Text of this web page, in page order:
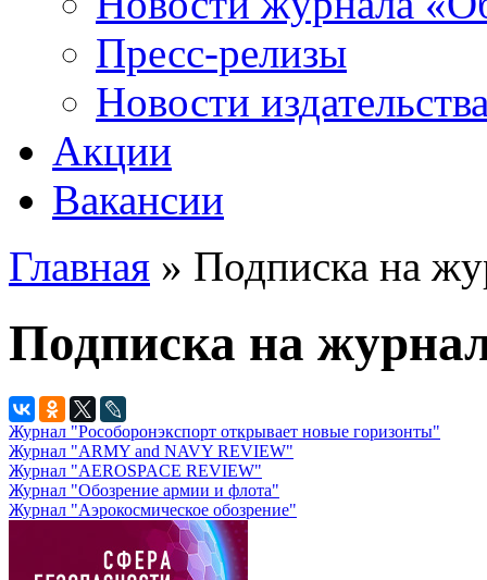
Пресс-релизы
Новости
Акции
Вакансии
Вы здесь
Главная » Подписка на
Подписка на
Журнал "Рособоронэкспорт открывает новые горизонты"
Журнал "ARMY and NAVY REVIEW"
Журнал "AEROSPACE REVIEW"
Журнал "Обозрение армии и флота"
Журнал "Аэрокосмическое обозрение"